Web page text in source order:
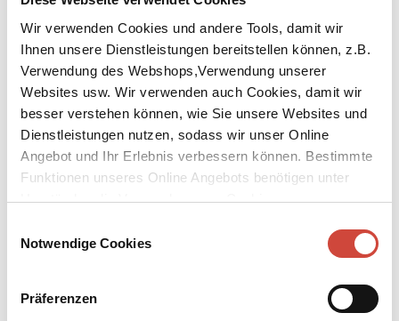
Wir verwenden Cookies und andere Tools, damit wir
Ihnen unsere Dienstleistungen bereitstellen können, z.B.
Verwendung des Webshops,Verwendung unserer
Websites usw. Wir verwenden auch Cookies, damit wir
besser verstehen können, wie Sie unsere Websites und
Dienstleistungen nutzen, sodass wir unser Online
Angebot und Ihr Erlebnis verbessern können. Bestimmte
Funktionen unseres Online Angebots benötigen unter
Umständen die Verwendung von Cookies von
Notwendige Cookies
Präferenzen
Diogenes im Juli | Live-Talk mit Micha Lewinsky
28.6.2024
Diogenes im Juli |
28.6.2024
31.5.2024
Diogenes im Juni | Brunettis neuester Fall
31.5.2024
Diogenes im Mai | Bruno, Chef de police ermittelt wieder
Neue Diogenes eBook Leseexemplare
25.4.2024